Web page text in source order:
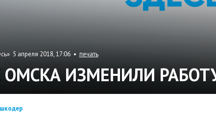
5 апреля 2018, 17:06 • печать
ОМСКА ИЗМЕНИЛИ